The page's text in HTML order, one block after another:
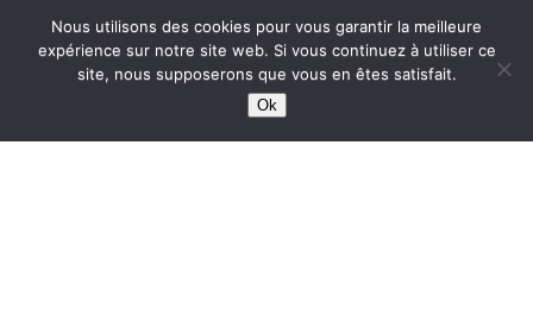
This site is protected bywp-copyrightpro.com
Nous utilisons des cookies pour vous garantir la meilleure
expérience sur notre site web. Si vous continuez à utiliser ce
site, nous supposerons que vous en êtes satisfait.
Ok